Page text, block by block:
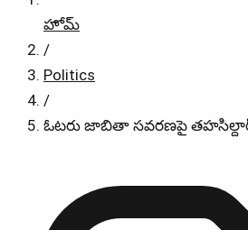
హోమ్
/
Politics
/
ఓటరు జాబితా సవరణపై